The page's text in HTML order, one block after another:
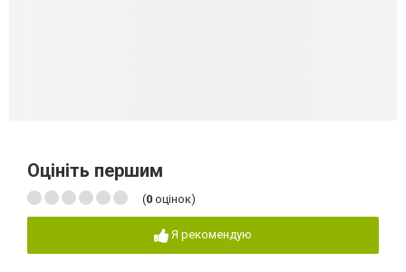
Оцініть першим
(0 оцінок)
Я рекомендую